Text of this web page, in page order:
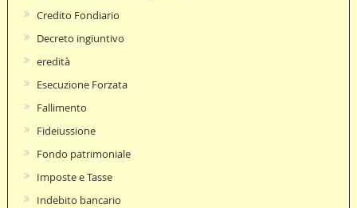
Credito Fondiario
Decreto ingiuntivo
eredità
Esecuzione Forzata
Fallimento
Fideiussione
Fondo patrimoniale
Imposte e Tasse
Indebito bancario